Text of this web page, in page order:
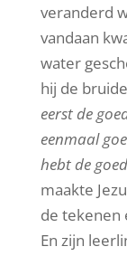
veranderd
vandaan
water
hij de
eerst de
eenmaal
hebt de
maakte
de tekenen
En zijn